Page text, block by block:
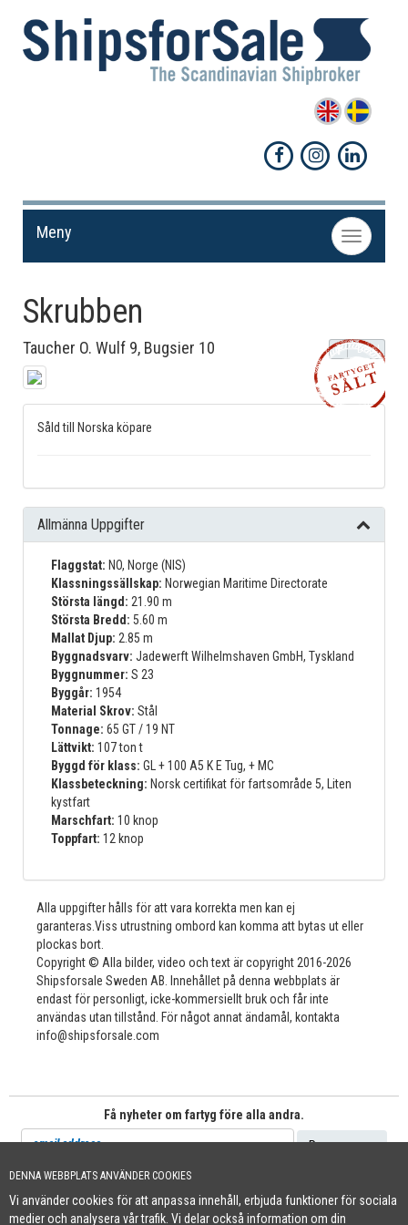
DENNA WEBBPLATS ANVÄNDER COOKIES
Vi använder cookies för att anpassa innehåll, erbjuda funktioner för sociala
medier och analysera vår trafik. Vi delar också information om din
Toggle
navigation
Meny
Skrubben
Taucher O. Wulf 9, Bugsier 10 Dela!
Såld till Norska köpare
Allmänna Uppgifter
Flaggstat: NO, Norge (NIS)
Klassningssällskap: Norwegian Maritime Directorate
Största längd: 21.90 m
Största Bredd: 5.60 m
Mallat Djup: 2.85 m
Byggnadsvarv: Jadewerft Wilhelmshaven GmbH, Tyskland
Byggnummer: S 23
Byggår: 1954
Material Skrov: Stål
Tonnage: 65 GT / 19 NT
Lättvikt: 107 ton t
Byggd för klass: GL + 100 A5 K E Tug, + MC
Klassbeteckning: Norsk certifikat för fartsområde 5, Liten
kystfart
Marschfart: 10 knop
Toppfart: 12 knop
Alla uppgifter hålls för att vara korrekta men kan ej
garanteras.Viss utrustning ombord kan komma att bytas ut eller
plockas bort.
Copyright © Alla bilder, video och text är copyright 2016-2026
Shipsforsale Sweden AB. Innehållet på denna webbplats är
endast för personligt, icke-kommersiellt bruk och får inte
användas utan tillstånd. För något annat ändamål, kontakta
info@shipsforsale.com
Få nyheter om fartyg före alla andra.
Cookie Policy
+46 (0)8-641 96 71|INFO@SHIPSFORSALE.COM|WWW.SHIPSFORSALE.COM